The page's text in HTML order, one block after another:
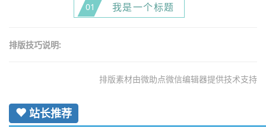
01 我是一个标题
排版技巧说明:
排版素材由微助点微信编辑器提供技术支持
站长推荐